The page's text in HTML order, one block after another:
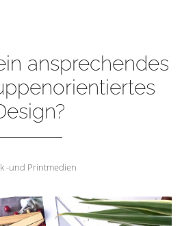
ansprechendes
-und Printmedien